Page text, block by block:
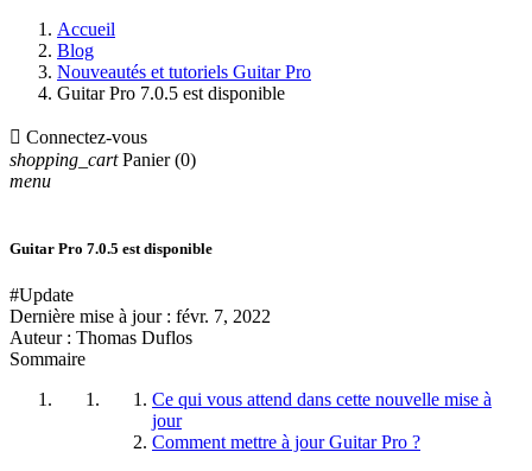
Accueil
Blog
Nouveautés et tutoriels Guitar Pro
Guitar Pro 7.0.5 est disponible
 Connectez-vous
shopping_cart Panier (0)
menu
Guitar Pro 7.0.5 est disponible
#Update
Dernière mise à jour : févr. 7, 2022
Auteur : Thomas Duflos
Sommaire
Ce qui vous attend dans cette nouvelle mise à
jour
Comment mettre à jour Guitar Pro ?